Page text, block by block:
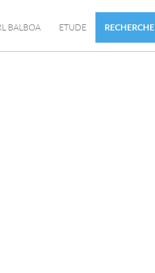
BALBOA ETUDE RECHERCHE